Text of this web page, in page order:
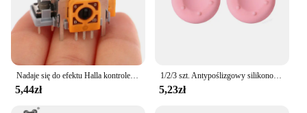
5,44zł
1/2/3 szt. Antypoślizgowy silikonowy joystick analogowy uchwyt na kciuk PS2 PS3 PS5 360 Series X Switch
5,23zł